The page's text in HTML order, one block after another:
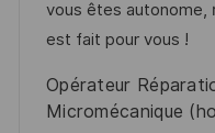
i
ó
n
ó
n
e
p
b
p
o
vous êtes autonome,
est fait pour vous !
Opérateur
Micromécanique